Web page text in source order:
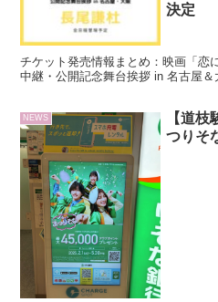
決定
チケット発売情報まとめ：映画「恋
中継・公開記念舞台挨拶 in 名古屋＆
NEWS
【道
つりそ